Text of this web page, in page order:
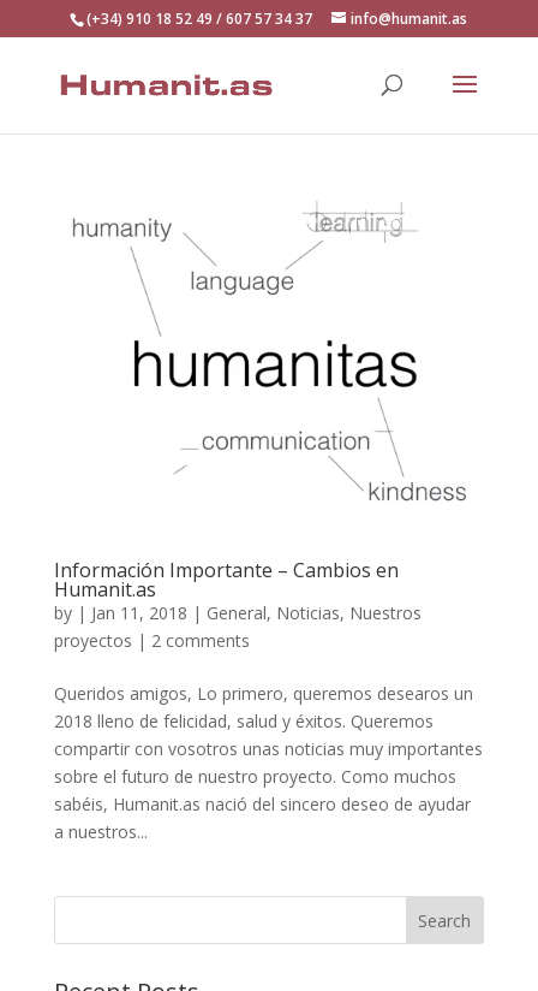
(+34) 910 18 52 49 / 607 57 34 37 info@humanit.as
Información Importante – Cambios en
Humanit.as
by | Jan 11, 2018 | General, Noticias, Nuestros
proyectos | 2 comments
Queridos amigos, Lo primero, queremos desearos un
2018 lleno de felicidad, salud y éxitos. Queremos
compartir con vosotros unas noticias muy importantes
sobre el futuro de nuestro proyecto. Como muchos
sabéis, Humanit.as nació del sincero deseo de ayudar
a nuestros...